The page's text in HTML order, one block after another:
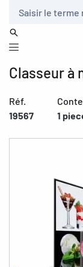
Classeur à
Réf.
19567
1